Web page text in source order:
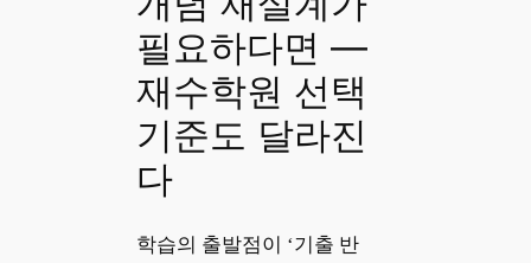
필요하다면 —
재수학원 선택
기준도 달라진
다
학습의 출발점이 ‘기출 반